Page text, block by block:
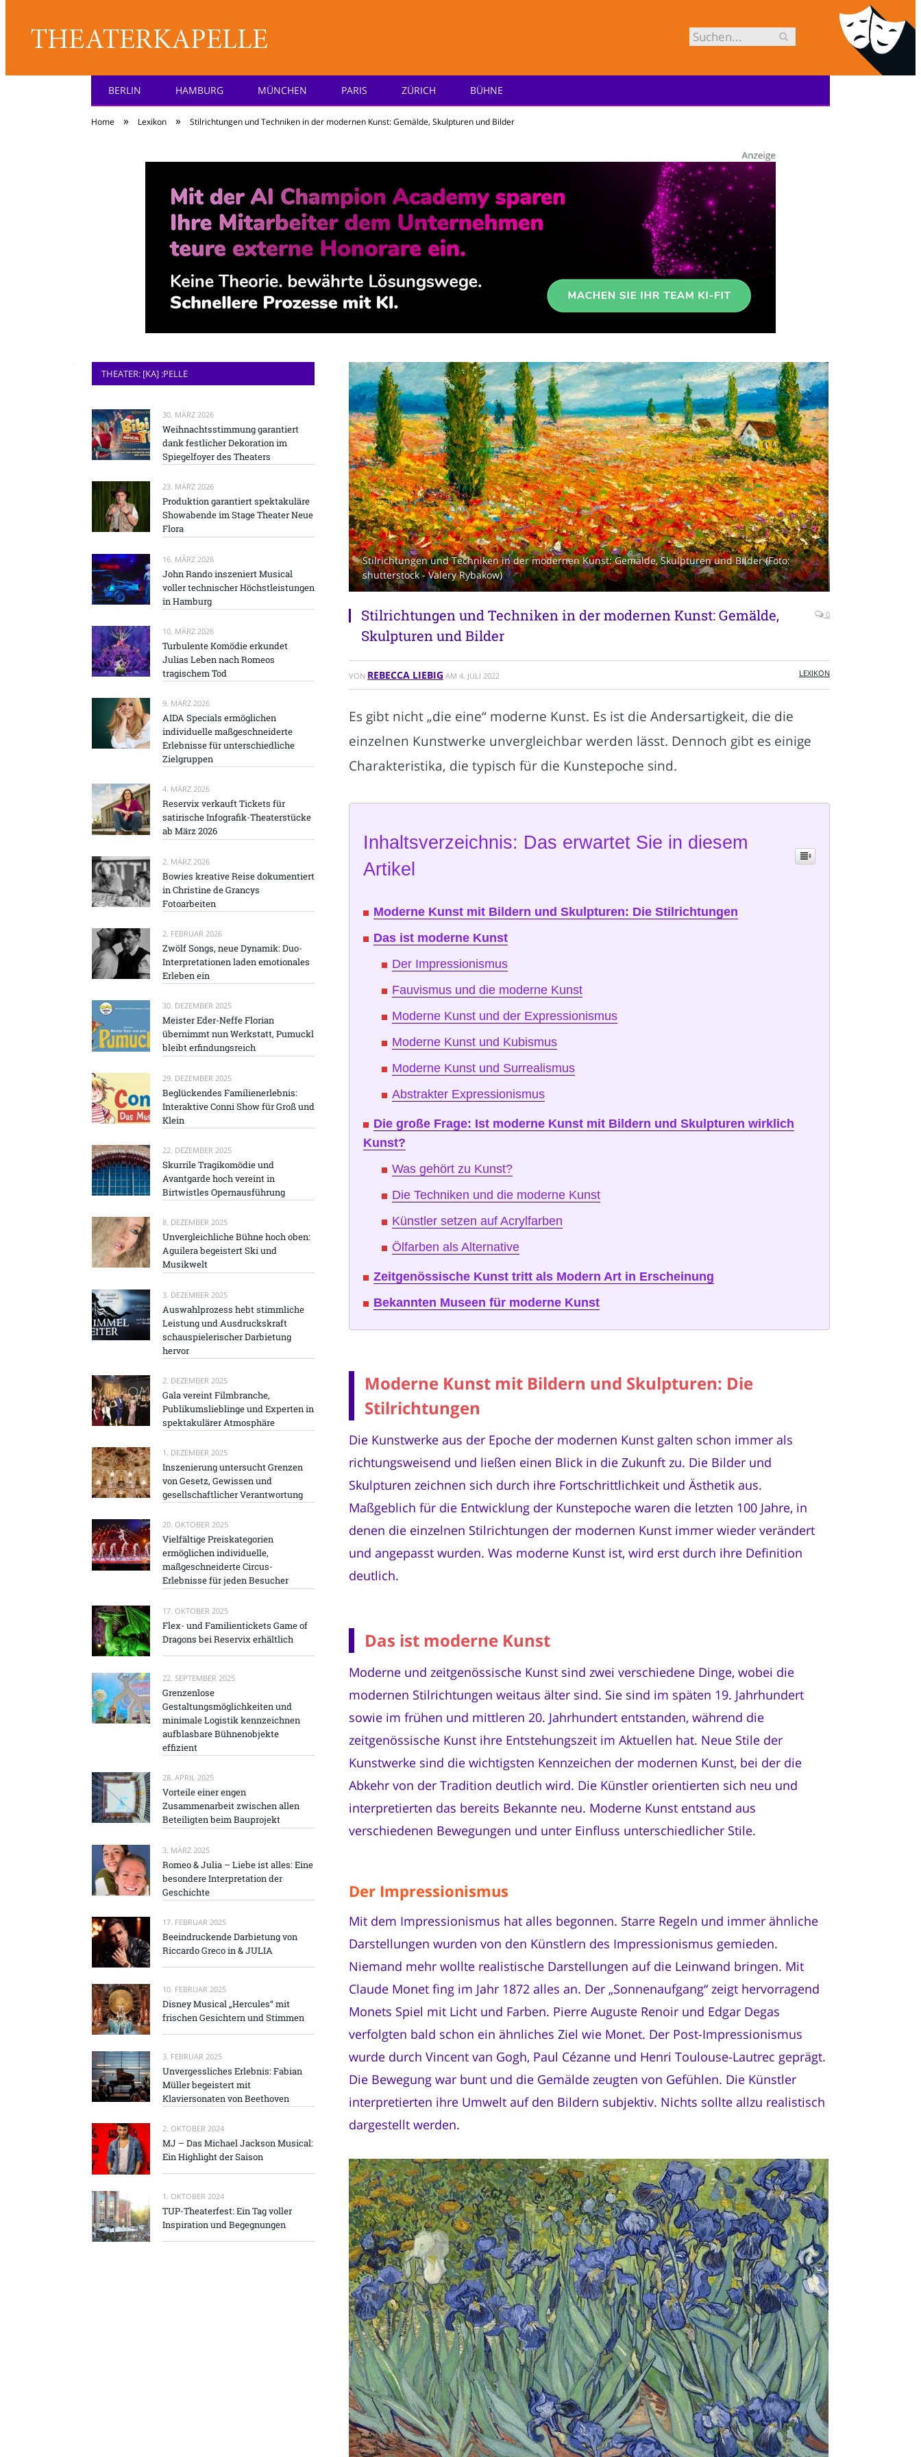
Theater: [KA] :pelle
BERLIN HAMBURG MÜNCHEN PARIS ZÜRICH BÜHNE
Home » Lexikon » Stilrichtungen und Techniken in der modernen Kunst: Gemälde, Skulpturen und Bilder
Stilrichtungen und Techniken in der modernen Kunst: Gemälde, Skulpturen und Bilder (Foto:
shutterstock - Valery Rybakow)
Stilrichtungen und Techniken in der modernen Kunst: Gemälde,
Skulpturen und Bilder
0
VON REBECCA LIEBIG AM 4. JULI 2022 LEXIKON
Es gibt nicht „die eine“ moderne Kunst. Es ist die Andersartigkeit, die die
einzelnen Kunstwerke unvergleichbar werden lässt. Dennoch gibt es einige
Charakteristika, die typisch für die Kunstepoche sind.
Inhaltsverzeichnis: Das erwartet Sie in diesem
Artikel
Moderne Kunst mit Bildern und Skulpturen: Die Stilrichtungen
Das ist moderne Kunst
Der Impressionismus
Fauvismus und die moderne Kunst
Moderne Kunst und der Expressionismus
Moderne Kunst und Kubismus
Moderne Kunst und Surrealismus
Abstrakter Expressionismus
Die große Frage: Ist moderne Kunst mit Bildern und Skulpturen wirklich
Kunst?
Was gehört zu Kunst?
Die Techniken und die moderne Kunst
Künstler setzen auf Acrylfarben
Ölfarben als Alternative
Zeitgenössische Kunst tritt als Modern Art in Erscheinung
Bekannten Museen für moderne Kunst
Moderne Kunst mit Bildern und Skulpturen: Die
Stilrichtungen
Die Kunstwerke aus der Epoche der modernen Kunst galten schon immer als
richtungsweisend und ließen einen Blick in die Zukunft zu. Die Bilder und
Skulpturen zeichnen sich durch ihre Fortschrittlichkeit und Ästhetik aus.
Maßgeblich für die Entwicklung der Kunstepoche waren die letzten 100 Jahre, in
denen die einzelnen Stilrichtungen der modernen Kunst immer wieder verändert
und angepasst wurden. Was moderne Kunst ist, wird erst durch ihre Definition
deutlich.
Das ist moderne Kunst
Moderne und zeitgenössische Kunst sind zwei verschiedene Dinge, wobei die
modernen Stilrichtungen weitaus älter sind. Sie sind im späten 19. Jahrhundert
sowie im frühen und mittleren 20. Jahrhundert entstanden, während die
zeitgenössische Kunst ihre Entstehungszeit im Aktuellen hat. Neue Stile der
Kunstwerke sind die wichtigsten Kennzeichen der modernen Kunst, bei der die
Abkehr von der Tradition deutlich wird. Die Künstler orientierten sich neu und
interpretierten das bereits Bekannte neu. Moderne Kunst entstand aus
verschiedenen Bewegungen und unter Einfluss unterschiedlicher Stile.
Der Impressionismus
Mit dem Impressionismus hat alles begonnen. Starre Regeln und immer ähnliche
Darstellungen wurden von den Künstlern des Impressionismus gemieden.
Niemand mehr wollte realistische Darstellungen auf die Leinwand bringen. Mit
Claude Monet fing im Jahr 1872 alles an. Der „Sonnenaufgang“ zeigt hervorragend
Monets Spiel mit Licht und Farben. Pierre Auguste Renoir und Edgar Degas
verfolgten bald schon ein ähnliches Ziel wie Monet. Der Post-Impressionismus
wurde durch Vincent van Gogh, Paul Cézanne und Henri Toulouse-Lautrec geprägt.
Die Bewegung war bunt und die Gemälde zeugten von Gefühlen. Die Künstler
interpretierten ihre Umwelt auf den Bildern subjektiv. Nichts sollte allzu realistisch
dargestellt werden.
THEATER: [KA] :PELLE
30. MÄRZ 2026
Weihnachtsstimmung garantiert
dank festlicher Dekoration im
Spiegelfoyer des Theaters
23. MÄRZ 2026
Produktion garantiert spektakuläre
Showabende im Stage Theater Neue
Flora
16. MÄRZ 2026
John Rando inszeniert Musical
voller technischer Höchstleistungen
in Hamburg
10. MÄRZ 2026
Turbulente Komödie erkundet
Julias Leben nach Romeos
tragischem Tod
9. MÄRZ 2026
AIDA Specials ermöglichen
individuelle maßgeschneiderte
Erlebnisse für unterschiedliche
Zielgruppen
4. MÄRZ 2026
Reservix verkauft Tickets für
satirische Infografik-Theaterstücke
ab März 2026
2. MÄRZ 2026
Bowies kreative Reise dokumentiert
in Christine de Grancys
Fotoarbeiten
2. FEBRUAR 2026
Zwölf Songs, neue Dynamik: Duo-
Interpretationen laden emotionales
Erleben ein
30. DEZEMBER 2025
Meister Eder-Neffe Florian
übernimmt nun Werkstatt, Pumuckl
bleibt erfindungsreich
29. DEZEMBER 2025
Beglückendes Familienerlebnis:
Interaktive Conni Show für Groß und
Klein
22. DEZEMBER 2025
Skurrile Tragikomödie und
Avantgarde hoch vereint in
Birtwistles Opernausführung
8. DEZEMBER 2025
Unvergleichliche Bühne hoch oben:
Aguilera begeistert Ski und
Musikwelt
3. DEZEMBER 2025
Auswahlprozess hebt stimmliche
Leistung und Ausdruckskraft
schauspielerischer Darbietung
hervor
2. DEZEMBER 2025
Gala vereint Filmbranche,
Publikumslieblinge und Experten in
spektakulärer Atmosphäre
1. DEZEMBER 2025
Inszenierung untersucht Grenzen
von Gesetz, Gewissen und
gesellschaftlicher Verantwortung
20. OKTOBER 2025
Vielfältige Preiskategorien
ermöglichen individuelle,
maßgeschneiderte Circus-
Erlebnisse für jeden Besucher
17. OKTOBER 2025
Flex- und Familientickets Game of
Dragons bei Reservix erhältlich
22. SEPTEMBER 2025
Grenzenlose
Gestaltungsmöglichkeiten und
minimale Logistik kennzeichnen
aufblasbare Bühnenobjekte
effizient
28. APRIL 2025
Vorteile einer engen
Zusammenarbeit zwischen allen
Beteiligten beim Bauprojekt
3. MÄRZ 2025
Romeo & Julia – Liebe ist alles: Eine
besondere Interpretation der
Geschichte
17. FEBRUAR 2025
Beeindruckende Darbietung von
Riccardo Greco in & JULIA
10. FEBRUAR 2025
Disney Musical „Hercules“ mit
frischen Gesichtern und Stimmen
3. FEBRUAR 2025
Unvergessliches Erlebnis: Fabian
Müller begeistert mit
Klaviersonaten von Beethoven
2. OKTOBER 2024
MJ – Das Michael Jackson Musical:
Ein Highlight der Saison
1. OKTOBER 2024
TUP-Theaterfest: Ein Tag voller
Inspiration und Begegnungen